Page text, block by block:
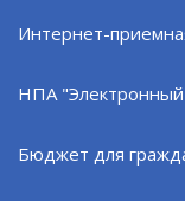
Интернет-
НПА
Бюджет для